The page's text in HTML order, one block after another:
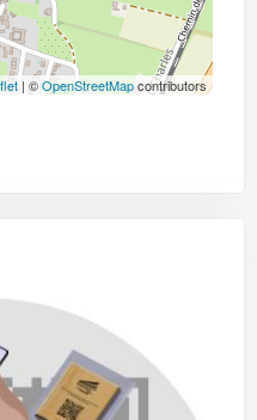
| ©OpenStreetMapcontributors